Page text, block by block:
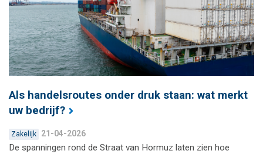
Als handelsroutes onder druk staan: wat merkt
uw bedrijf?
Zakelijk 21-04-2026
De spanningen rond de Straat van Hormuz laten zien hoe